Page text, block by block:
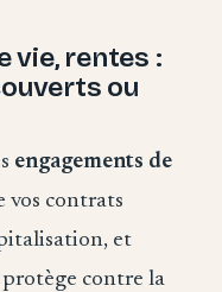
vie, rentes :
ou
engagements de
vos contrats
et
contre la